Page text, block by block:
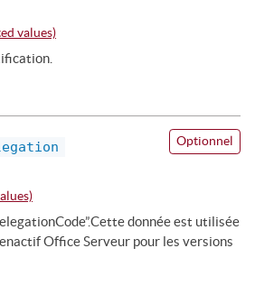
values)
Optionnel
donnée est utilisée
Office Serveur pour les versions